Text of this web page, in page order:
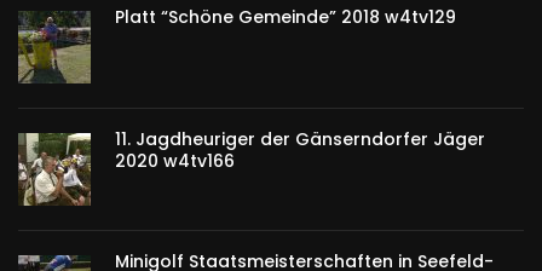
Platt “Schöne Gemeinde” 2018 w4tv129
11. Jagdheuriger der Gänserndorfer Jäger
2020 w4tv166
Minigolf Staatsmeisterschaften in Seefeld-